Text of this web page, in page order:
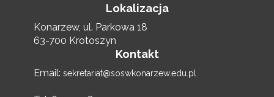
Lokalizacja
Konarzew, ul. Parkowa 18
63-700 Krotoszyn
Kontakt
Email: sekretariat@soswkonarzew.edu.pl